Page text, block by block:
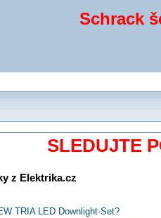
Schrack
SLEDUJTE
z Elektrika.cz
TRIA LED Downlight-Set?